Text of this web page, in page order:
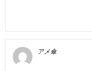
アメ傘